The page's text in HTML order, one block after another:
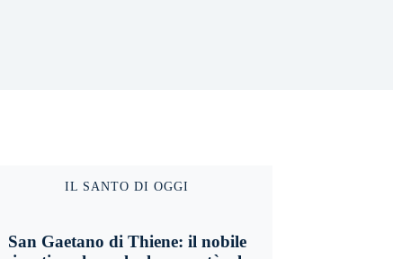
IL SANTO DI OGGI
San Gaetano di Thiene: il nobile